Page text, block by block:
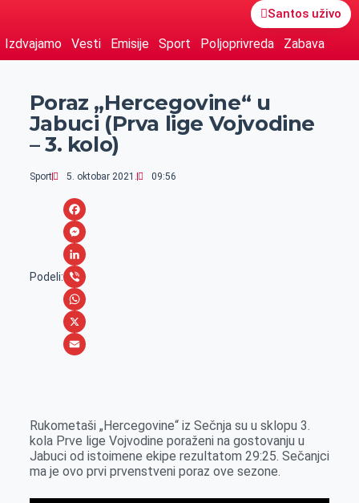
Santos uživo
Izdvajamo Vesti Emisije Sport Poljoprivreda Zabava
Poraz „Hercegovine“ u
Jabuci (Prva lige Vojvodine
– 3. kolo)
Sport 5. oktobar 2021. 09:56
Podeli:
F
a
c
e
b
o
M
e
s
s
e
r
L
i
n
k
n
V
i
b
W
h
A
p
p
X
i
l
Rukometaši „Hercegovine“ iz Sečnja su u sklopu 3.
kola Prve lige Vojvodine poraženi na gostovanju u
Jabuci od istoimene ekipe rezultatom 29:25. Sečanjci
ma je ovo prvi prvenstveni poraz ove sezone.